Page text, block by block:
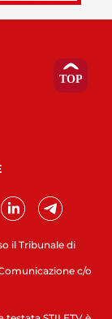
il Tribunale di
c/o